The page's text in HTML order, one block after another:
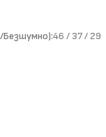
Безшумно):46 / 37 / 29